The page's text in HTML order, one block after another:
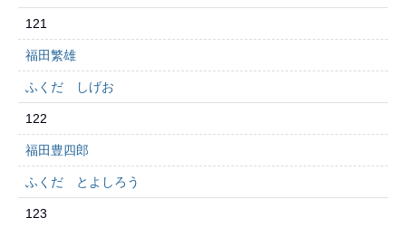
121
福田繁雄
ふくだ しげお
122
福田豊四郎
ふくだ とよしろう
123